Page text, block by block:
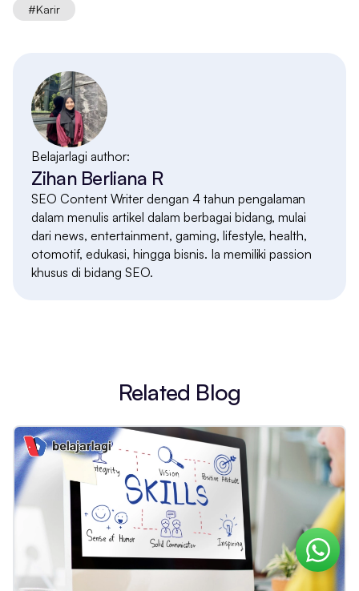
#Karir
Belajarlagi author:
Zihan Berliana R
SEO Content Writer dengan 4 tahun pengalaman
dalam menulis artikel dalam berbagai bidang, mulai
dari news, entertainment, gaming, lifestyle, health,
otomotif, edukasi, hingga bisnis. Ia memiliki passion
khusus di bidang SEO.
Related Blog